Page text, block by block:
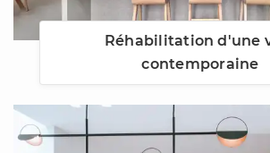
Réhabilitation d'une
contemporaine